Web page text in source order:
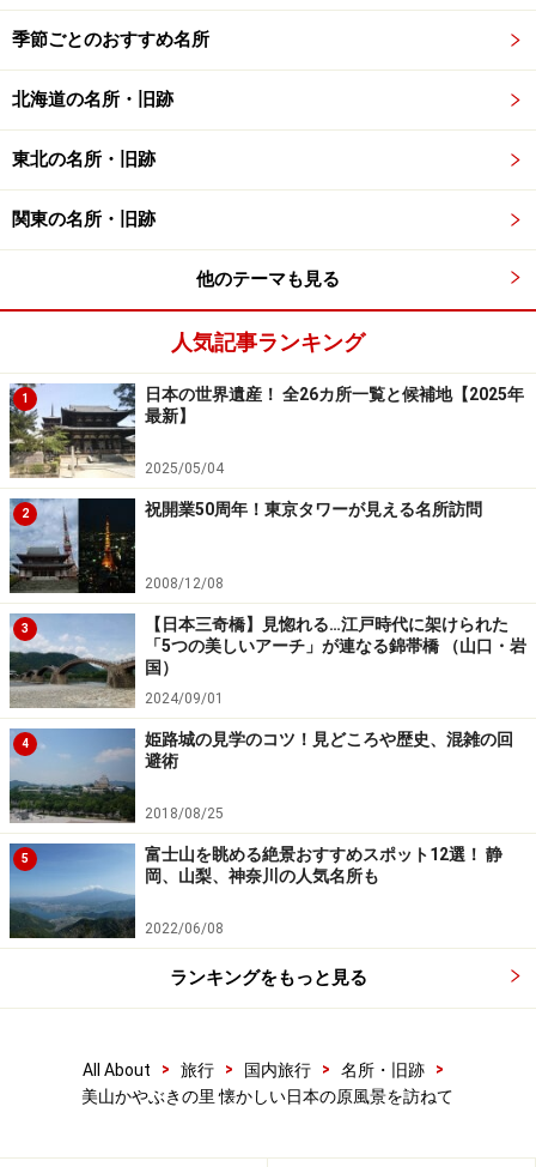
残るという貴重な風景が現在まで引き継がれます。
遺産にも登録された
（富山
県）が良く知られていますが、美山も1993年には国の重
要伝統的建造物群保護地区に指定され、この風景を一目
見ようとたくさんの方が訪れるようになりました。
日本風景街道の一つに登録
す。
茅葺き屋根の家が並ぶ里山をゆっくり散策
しましょう
実際に民家として今も使われていることが多い美山の茅葺き
屋根の家（2011年11月27日撮影）
それでは、茅葺き屋根の家が集まる美山かやぶきの里に
出かけてみましょう。
点在する茅葺き屋根の家の分布がわかる絵地図（2011年11月
27日撮影）
茅葺き屋根の家は美山町内に点在していますが、複数軒
呼ばれる所。50軒の家のうち、実に30軒以上が茅葺き屋
根の家です。
季節ごとのおすすめ名所
北海道の名所・旧跡
東北の名所・旧跡
関東の名所・旧跡
他のテーマも見る
人気記事ランキング
1
日本の世界遺産！ 全26カ所一覧と候補地【2025年
最新】
2025/05/04
2 祝開業50周年！東京タワーが見える名所訪問
2008/12/08
3
【日本三奇橋】見惚れる…江戸時代に架けられた
「5つの美しいアーチ」が連なる錦帯橋 （山口・岩
国）
2024/09/01
4
姫路城の見学のコツ！見どころや歴史、混雑の回
避術
2018/08/25
5
富士山を眺める絶景おすすめスポット12選！ 静
岡、山梨、神奈川の人気名所も
2022/06/08
ランキングをもっと見る
All About > 旅行 > 国内旅行 > 名所・旧跡
>
美山かやぶきの里 懐かしい日本の原風景を訪ねて